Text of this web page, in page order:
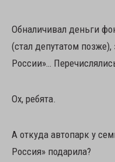
Обналичивал деньги
(стал депутатом
России»…
Ох, ребята.
А откуда автопарк у
Россия» подарила?